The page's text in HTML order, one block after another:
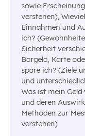
sowie
verstehen),
Einnahmen und
ich?
Sicherheit
Bargeld, Karte
spare ich? (Ziele
und
Was ist mein
und deren
Methoden zur
verstehen)